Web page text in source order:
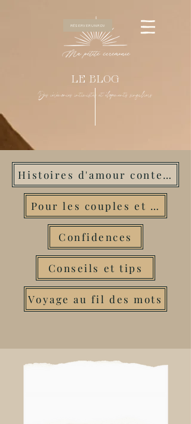
RÉSERVER UN RDV
LE BLOG
Des cérémonies intimistes et élopements singuliers
Histoires d'amour
Pour les couples et
Confidences
Conseils et tips
Voyage au fil des mots